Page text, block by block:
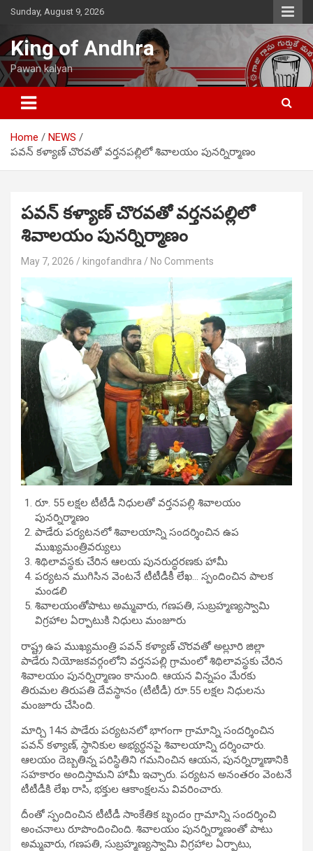
Skip
content
Sunday, August 9, 2026
King of Andhra
Pawan kalyan
Home
NEWS
పవన్ కళ్యాణ్ చొరవతో వర్తనపల్లిలో శివాలయం పునర్నిర్మాణం
పవన్ కళ్యాణ్ చొరవతో వర్తనపల్లిలో
శివాలయం పునర్నిర్మాణం
May 7, 2026 kingofandhra No Comments
రూ. 55 లక్షల టీటీడీ నిధులతో వర్తనపల్లి శివాలయం
పునర్నిర్మాణం
పాడేరు పర్యటనలో శివాలయాన్ని సందర్శించిన ఉప
ముఖ్యమంత్రివర్యులు
శిథిలావస్థకు చేరిన ఆలయ పునరుద్ధరణకు హామీ
పర్యటన ముగిసిన వెంటనే టీటీడీకీ లేఖ… స్పందించిన పాలక
మండలి
శివాలయంతోపాటు అమ్మవారు, గణపతి, సుబ్రహ్మణ్యస్వామి
విగ్రహాల ఏర్పాటుకి నిధులు మంజూరు
రాష్ట్ర ఉప ముఖ్యమంత్రి పవన్ కళ్యాణ్ చొరవతో అల్లూరి జిల్లా
పాడేరు నియోజకవర్గంలోని వర్తనపల్లి గ్రామంలో శిథిలావస్థకు చేరిన
శివాలయం పునర్నిర్మాణం కానుంది. ఆయన విన్నపం మేరకు
తిరుమల తిరుపతి దేవస్థానం (టీటీడీ) రూ.55 లక్షల నిధులను
మంజూరు చేసింది.
మార్చి 14న పాడేరు పర్యటనలో భాగంగా గ్రామాన్ని సందర్శించిన
పవన్ కళ్యాణ్, స్థానికుల అభ్యర్థనపై శివాలయాన్ని దర్శించారు.
ఆలయం దెబ్బతిన్న పరిస్థితిని గమనించిన ఆయన, పునర్నిర్మాణానికి
సహకారం అందిస్తామని హామీ ఇచ్చారు. పర్యటన అనంతరం వెంటనే
టీటీడీకి లేఖ రాసి, భక్తుల ఆకాంక్షలను వివరించారు.
దీంతో స్పందించిన టీటీడీ సాంకేతిక బృందం గ్రామాన్ని సందర్శించి
అంచనాలు రూపొందించింది. శివాలయం పునర్నిర్మాణంతో పాటు
అమ్మవారు, గణపతి, సుబ్రహ్మణ్యస్వామి విగ్రహాల ఏర్పాటు,